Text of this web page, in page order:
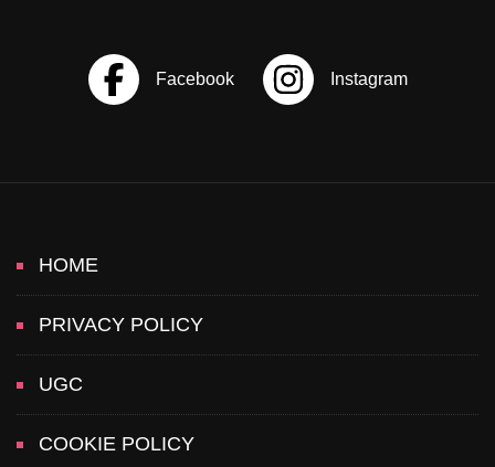
a
t
i
o
n
HOME
PRIVACY POLICY
UGC
COOKIE POLICY